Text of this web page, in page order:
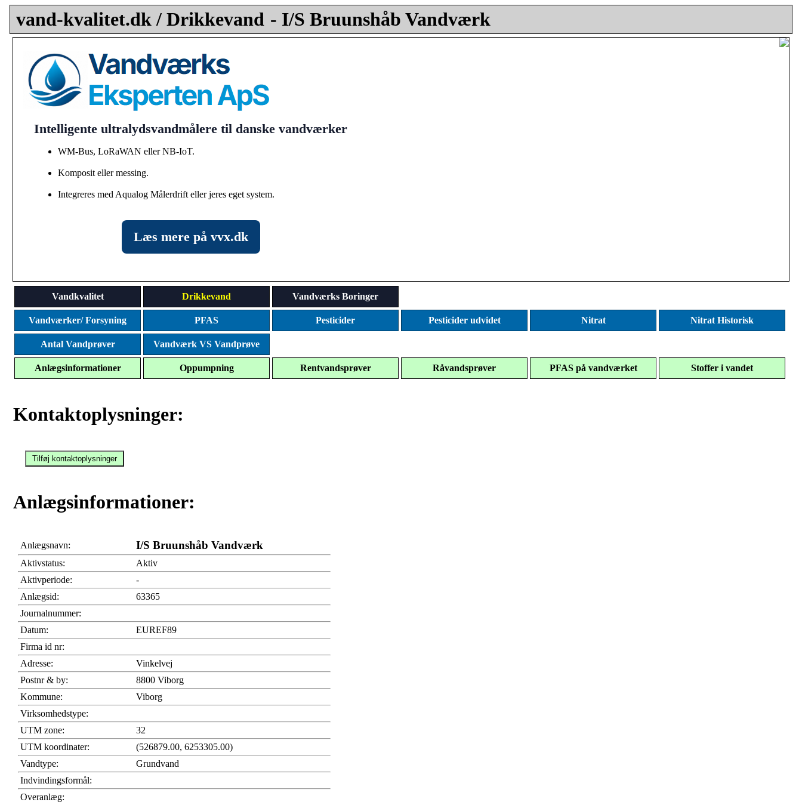
vand-kvalitet.dk / Drikkevand - I/S Bruunshåb Vandværk
Intelligente ultralydsvandmålere til danske vandværker
WM-Bus, LoRaWAN eller NB-IoT.
Komposit eller messing.
Integreres med Aqualog Målerdrift eller jeres eget system.
Læs mere på vvx.dk
Vandkvalitet Drikkevand Vandværks Boringer
Vandværker/ Forsyning PFAS Pesticider Pesticider udvidet Nitrat Nitrat Historisk
Antal Vandprøver Vandværk VS Vandprøve
Anlægsinformationer Oppumpning Rentvandsprøver Råvandsprøver PFAS på vandværket Stoffer i vandet
Kontaktoplysninger:
Anlægsinformationer:
Anlægsnavn: I/S Bruunshåb Vandværk
Aktivstatus:
Aktiv
Aktivperiode:
-
Anlægsid:
63365
Journalnummer:
Datum:
EUREF89
Firma id nr:
Adresse:
Vinkelvej
Postnr & by:
8800 Viborg
Kommune:
Viborg
Virksomhedstype:
UTM zone:
32
UTM koordinater:
(526879.00, 6253305.00)
Vandtype:
Grundvand
Indvindingsformål:
Overanlæg: